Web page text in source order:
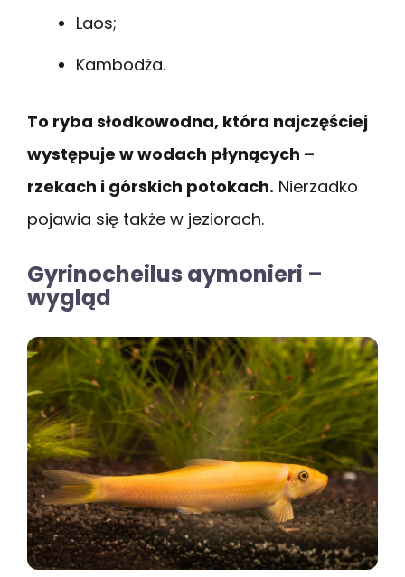
Laos;
Kambodża.
To ryba słodkowodna, która najczęściej
występuje w wodach płynących –
rzekach i górskich potokach. Nierzadko
pojawia się także w jeziorach.
Gyrinocheilus aymonieri –
wygląd